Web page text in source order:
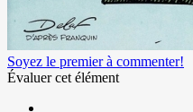
Soyez le premier à commenter!
Évaluer cet élément